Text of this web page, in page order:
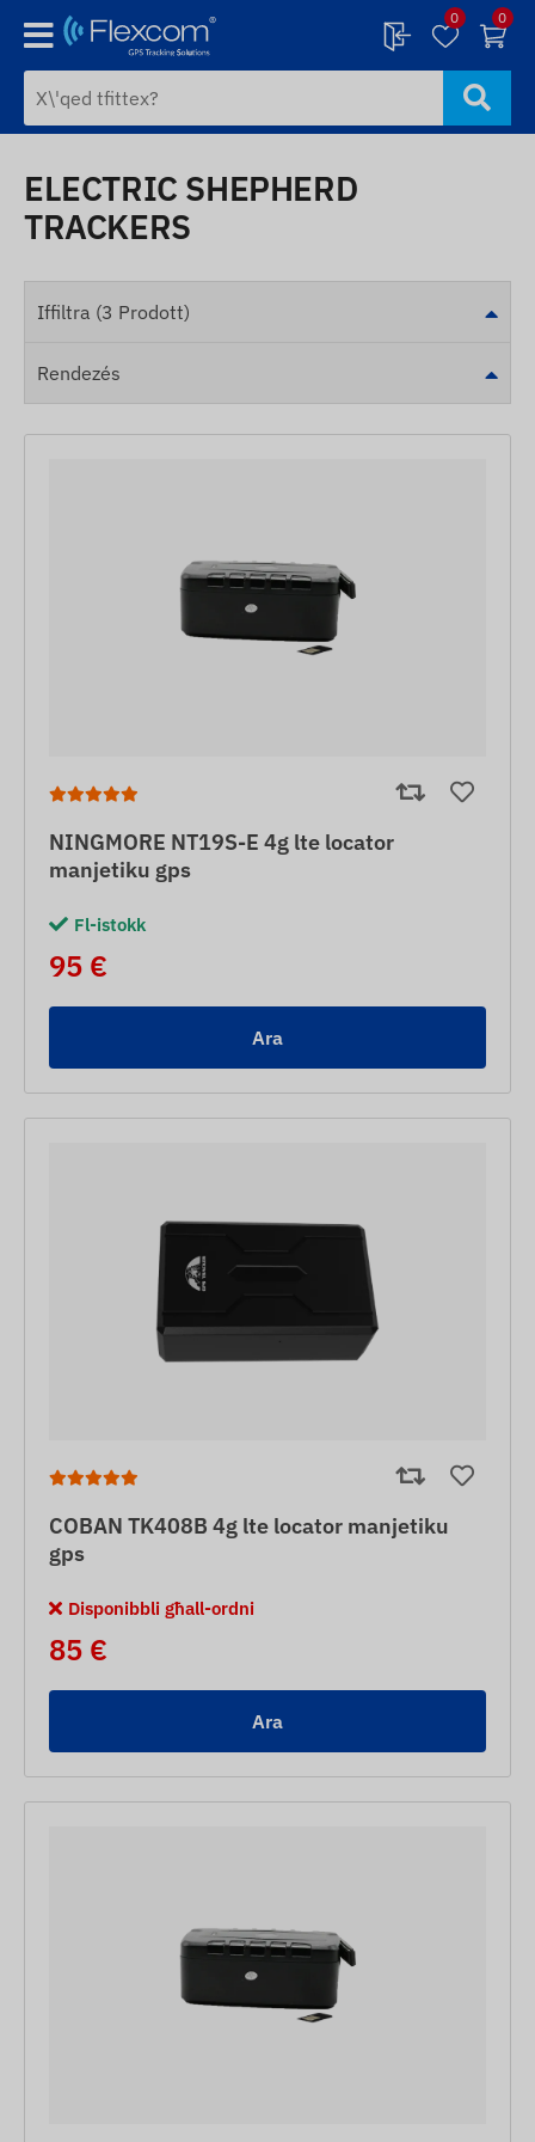
0 0
ELECTRIC SHEPHERD
TRACKERS
Iffiltra (3 Prodott)
Rendezés
NINGMORE NT19S-E 4g lte locator
manjetiku gps
Fl-istokk
95 €
Ara
COBAN TK408B 4g lte locator manjetiku
gps
Disponibbli għall-ordni
85 €
Ara